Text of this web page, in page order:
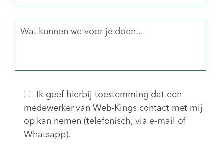
Ik geef hierbij toestemming dat een
medewerker van Web-Kings contact met mij
op kan nemen (telefonisch, via e-mail of
Whatsapp).